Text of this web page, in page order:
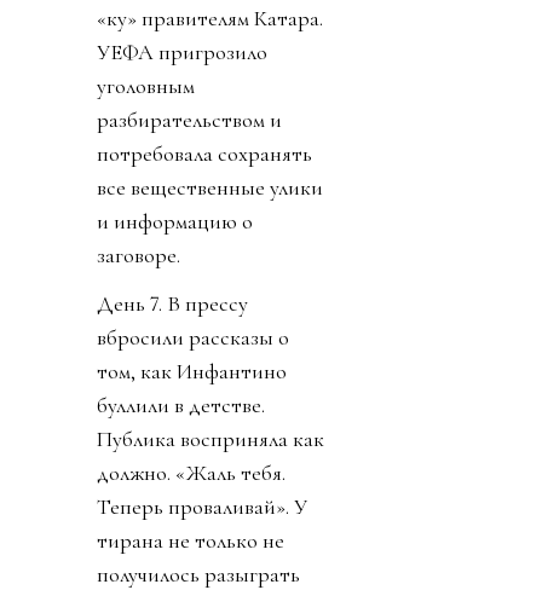
«ку» правителям Катара.
УЕФА пригрозило
уголовным
разбирательством и
потребовала сохранять
все вещественные улики
и информацию о
заговоре.
День 7. В прессу
вбросили рассказы о
том, как Инфантино
буллили в детстве.
Публика восприняла как
должно. «Жаль тебя.
Теперь проваливай». У
тирана не только не
получилось разыграть